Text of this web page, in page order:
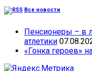
Все новости
Пенсионеры – в
атлетики
«Гонка героев»